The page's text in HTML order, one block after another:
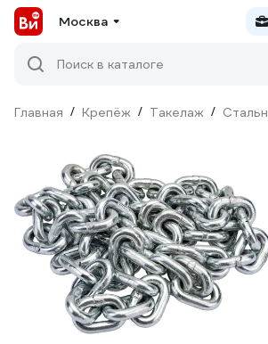
Москва
Поиск в каталоге
Главная / Крепёж / Такелаж /